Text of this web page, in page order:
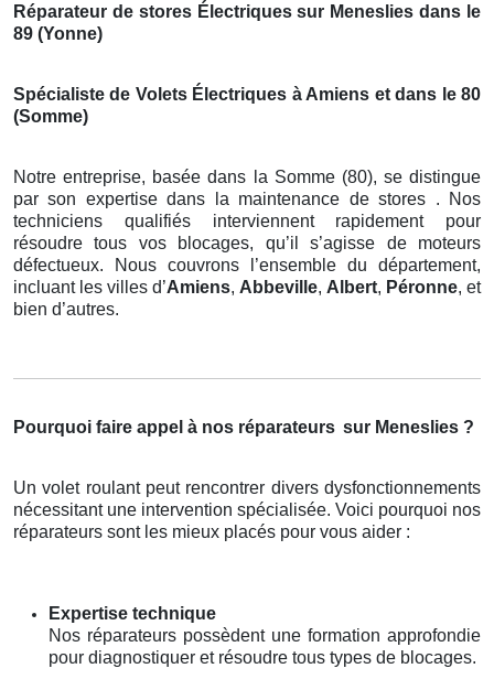
Réparateur de stores Électriques sur Meneslies dans le
89 (Yonne)
Spécialiste de Volets Électriques à Amiens et dans le 80
(Somme)
Notre entreprise, basée dans la Somme (80), se distingue
par son expertise dans la maintenance de stores . Nos
techniciens qualifiés interviennent rapidement pour
résoudre tous vos blocages, qu’il s’agisse de moteurs
défectueux. Nous couvrons l’ensemble du département,
incluant les villes d’Amiens, Abbeville, Albert, Péronne, et
bien d’autres.
Pourquoi faire appel à nos réparateurs sur Meneslies ?
Un volet roulant peut rencontrer divers dysfonctionnements
nécessitant une intervention spécialisée. Voici pourquoi nos
réparateurs sont les mieux placés pour vous aider :
Expertise technique
Nos réparateurs possèdent une formation approfondie
pour diagnostiquer et résoudre tous types de blocages.